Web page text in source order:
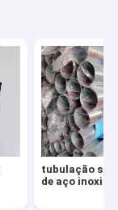
tubulação
de aço